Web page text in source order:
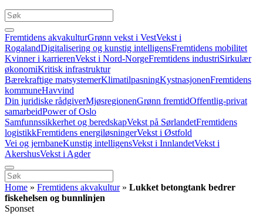
Fremtidens akvakulturGrønn vekst i VestVekst i
RogalandDigitalisering og kunstig intelligensFremtidens mobilitet
Kvinner i karrierenVekst i Nord-NorgeFremtidens industriSirkulær
økonomiKritisk infrastruktur
Bærekraftige matsystemerKlimatilpasningKystnasjonenFremtidens
kommuneHavvind
Din juridiske rådgiverMjøsregionenGrønn fremtidOffentlig-privat
samarbeidPower of Oslo
Samfunnssikkerhet og beredskapVekst på SørlandetFremtidens
logistikkFremtidens energiløsningerVekst i Østfold
Vei og jernbaneKunstig intelligensVekst i InnlandetVekst i
AkershusVekst i Agder
Home » Fremtidens akvakultur» Lukket betongtank bedrer
fiskehelsen og bunnlinjen
Sponset